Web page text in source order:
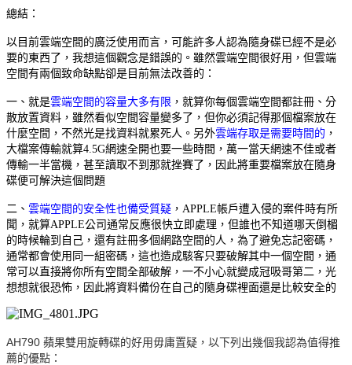
總結：
以目前雲端空間的廣泛使用而言，可能許多人認為隨身碟已經不是必
要的東西了，我想這個觀念是錯誤的。雖然雲端空間很好用，但雲端
空間有兩個致命缺點卻是目前無法改善的：
一、就是雲端空間的容量大多有限 ，就算你每個雲端空間都註冊、分
散放置資料，雖然看似空間容量變多了，但你必須記得那個檔案放在
什麼空間，不然光是找資料就累死人。另外雲端存取是需要時間的 ，
大檔案傳輸就算4.5G網速全開也要一些時間，萬一當天網速不佳或者
傳輸一半當機，甚至讀取不到那就挫賽了，因此將重要檔案放在隨身
碟便可解決這個問題
二、 雲端空間的安全性也備受質疑 ，APPLE帳戶遭入侵的案件時有所
聞，就算APPLE公司通常反應很快立即處理，但誰也不知道哪天倒楣
的時候輪到自己，還有註冊多個網路空間的人，為了避免忘記密碼，
通常都會使用同一組密碼，這也造成駭客只要破解其中一個空間，通
常可以直接將你所有空間全部破解，一不小心就變成冠吸哥第二，光
想想就很恐怖，因此將資料備份在自己的隨身碟裡面還是比較安全的
AH790 蘋果雙用旋轉碟的好用毋庸置疑，以下列出幾個我認為值得推
薦的優點：